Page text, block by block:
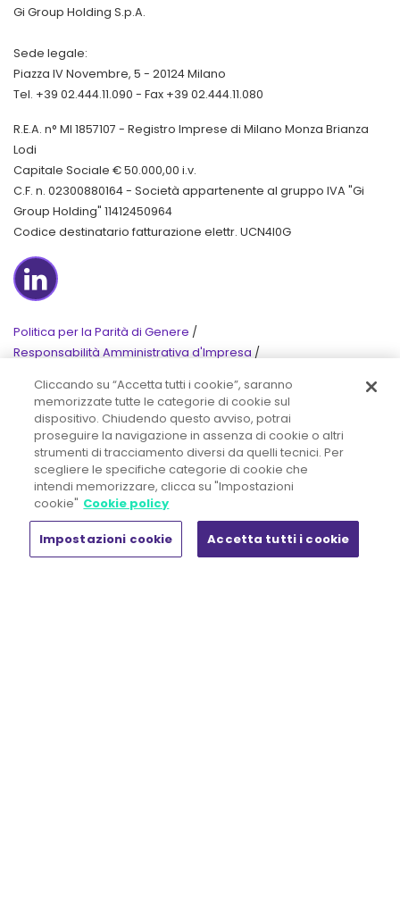
Gi Group Holding S.p.A.
Sede legale:
Piazza IV Novembre, 5 - 20124 Milano
Tel. +39 02.444.11.090 - Fax +39 02.444.11.080
R.E.A. n° MI 1857107 - Registro Imprese di Milano Monza Brianza
Lodi
Capitale Sociale € 50.000,00 i.v.
C.F. n. 02300880164 - Società appartenente al gruppo IVA "Gi
Group Holding" 11412450964
Codice destinatario fatturazione elettr. UCN4I0G
Politica per la Parità di Genere /
Responsabilità Amministrativa d'Impresa /
Privacy/Cookie Policy/
© 2020 Tutti i diritti riservati
Chi siamo
Chi siamo
La formula della sostenibilità
Insight
Rassegna stampa
Laboratorio HR
Cliccando su “Accetta tutti i cookie”, saranno
memorizzate tutte le categorie di cookie sul
dispositivo. Chiudendo questo avviso, potrai
proseguire la navigazione in assenza di cookie o altri
strumenti di tracciamento diversi da quelli tecnici. Per
scegliere le specifiche categorie di cookie che
intendi memorizzare, clicca su "Impostazioni
cookie" Cookie policy
Impostazioni cookie Accetta tutti i cookie